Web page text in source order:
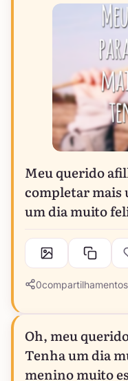
Meu querido
completar mais
um dia muito
0compartilhamentos
Oh, meu
Tenha um dia
menino muito